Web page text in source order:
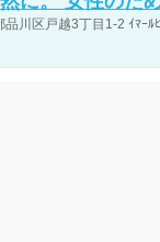
川区戸越3丁目1-2 ｲﾏｰ